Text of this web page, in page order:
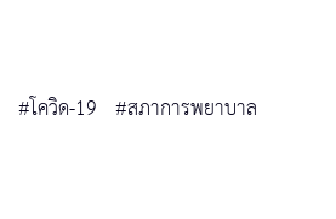
#โควิด-19 #สภาการพยาบาล